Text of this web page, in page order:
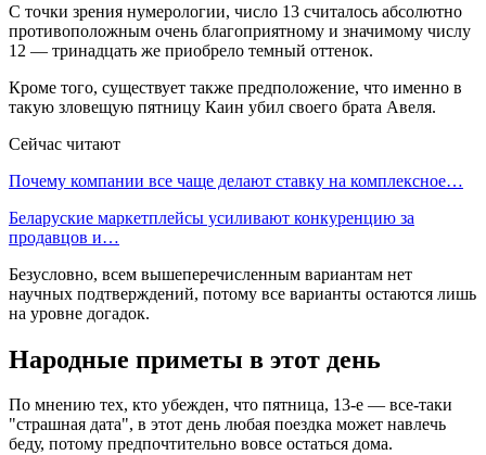
С точки зрения нумерологии, число 13 считалось абсолютно
противоположным очень благоприятному и значимому числу
12 — тринадцать же приобрело темный оттенок.
Кроме того, существует также предположение, что именно в
такую зловещую пятницу Каин убил своего брата Авеля.
Сейчас читают
Почему компании все чаще делают ставку на комплексное…
Беларуские маркетплейсы усиливают конкуренцию за
продавцов и…
Безусловно, всем вышеперечисленным вариантам нет
научных подтверждений, потому все варианты остаются лишь
на уровне догадок.
Народные приметы в этот день
По мнению тех, кто убежден, что пятница, 13-е — все-таки
"страшная дата", в этот день любая поездка может навлечь
беду, потому предпочтительно вовсе остаться дома.